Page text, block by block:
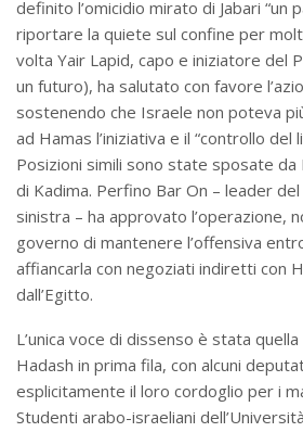
definito l’omicidio mirato di Jabari “un
riportare la quiete sul confine per
volta Yair Lapid, capo e iniziatore del
un futuro), ha salutato con favore
sostenendo che Israele non poteva
ad Hamas l’iniziativa e il “controllo del
Posizioni simili sono state sposate da
di Kadima. Perfino Bar On – leader
sinistra – ha approvato l’operazione,
governo di mantenere l’offensiva
affiancarla con negoziati indiretti con
dall’Egitto.
L’unica voce di dissenso è stata
Hadash in prima fila, con alcuni
esplicitamente il loro cordoglio per i
Studenti arabo-israeliani